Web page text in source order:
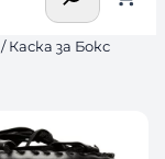
/ Каска за Бокс